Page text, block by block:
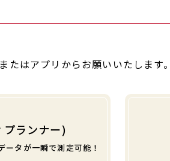
たはアプリからお願いいたします。
ランナー)
ータが一瞬で測定可能！